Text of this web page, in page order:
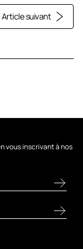
Article suivant
vous inscrivant à nos